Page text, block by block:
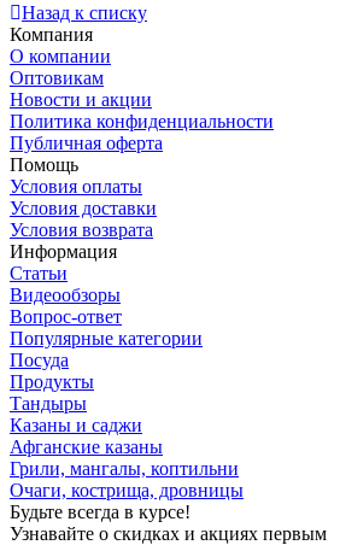
Назад к списку
Компания
О компании
Оптовикам
Новости и акции
Политика конфиденциальности
Публичная оферта
Помощь
Условия оплаты
Условия доставки
Условия возврата
Информация
Статьи
Видеообзоры
Вопрос-ответ
Популярные категории
Посуда
Продукты
Тандыры
Казаны и саджи
Афганские казаны
Грили, мангалы, коптильни
Очаги, кострища, дровницы
Будьте всегда в курсе!
Узнавайте о скидках и акциях первым